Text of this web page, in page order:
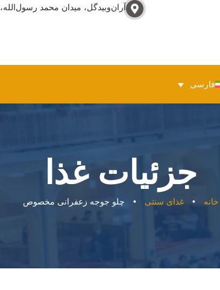
آران‌وبيدگل، ميدان محمد رسول‌الله،
فارسی
جزئیات غذا
خانه • غذای سنتی • چلو جوجه زعفرانی مخصوص